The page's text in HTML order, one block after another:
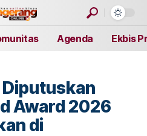
Agenda Ekbis
Award 2026
di